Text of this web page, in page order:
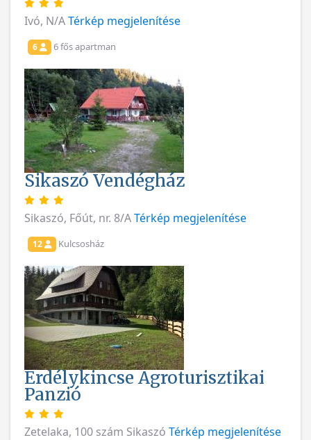
Ivó, N/ATérkép megjelenítése
6 6 fős apartman
Sikaszó Vendégház
Sikaszó, Főút, nr. 8/ATérkép megjelenítése
12 Kulcsosház
Erdélykincse Agroturisztikai
Panzió
Zetelaka, 100 szám Sikaszó Térkép megjelenítése